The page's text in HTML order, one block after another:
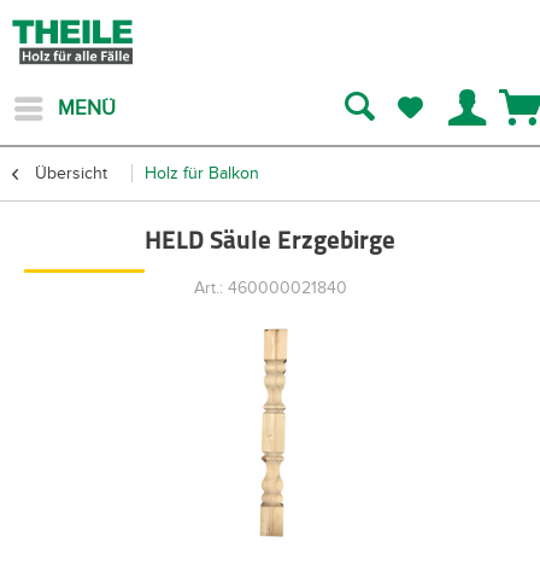
MENÜ
Übersicht Holz für Balkon
HELD Säule Erzgebirge
Art.: 460000021840